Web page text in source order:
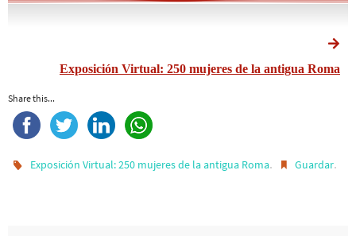
Exposición Virtual: 250 mujeres de la antigua Roma
Share this...
Exposición Virtual: 250 mujeres de la antigua Roma. Guardar.